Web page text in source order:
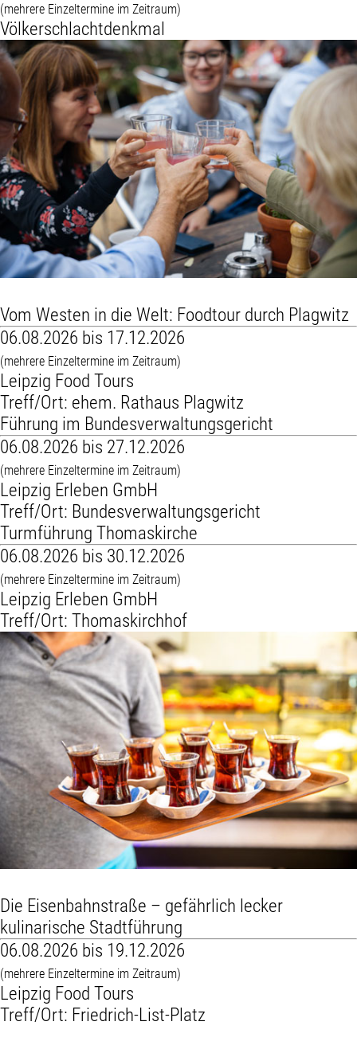
(mehrere Einzeltermine im Zeitraum)
Völkerschlachtdenkmal
Vom Westen in die Welt: Foodtour durch Plagwitz
06.08.2026 bis 17.12.2026
(mehrere Einzeltermine im Zeitraum)
Leipzig Food Tours
Treff/Ort: ehem. Rathaus Plagwitz
Führung im Bundesverwaltungsgericht
06.08.2026 bis 27.12.2026
(mehrere Einzeltermine im Zeitraum)
Leipzig Erleben GmbH
Treff/Ort: Bundesverwaltungsgericht
Turmführung Thomaskirche
06.08.2026 bis 30.12.2026
(mehrere Einzeltermine im Zeitraum)
Leipzig Erleben GmbH
Treff/Ort: Thomaskirchhof
Die Eisenbahnstraße – gefährlich lecker
kulinarische Stadtführung
06.08.2026 bis 19.12.2026
(mehrere Einzeltermine im Zeitraum)
Leipzig Food Tours
Treff/Ort: Friedrich-List-Platz